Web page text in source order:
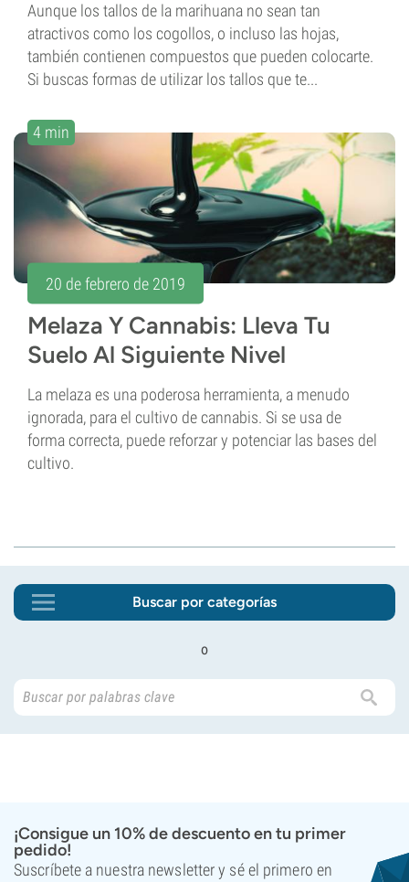
Aunque los tallos de la marihuana no sean tan
atractivos como los cogollos, o incluso las hojas,
también contienen compuestos que pueden colocarte.
Si buscas formas de utilizar los tallos que te...
4 min
20 de febrero de 2019
Melaza Y Cannabis: Lleva Tu
Suelo Al Siguiente Nivel
La melaza es una poderosa herramienta, a menudo
ignorada, para el cultivo de cannabis. Si se usa de
forma correcta, puede reforzar y potenciar las bases del
cultivo.
Buscar por categorías
o
¡Consigue un 10% de descuento en tu primer
pedido!
Suscríbete a nuestra newsletter y sé el primero en